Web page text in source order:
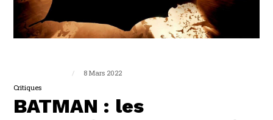
8 Mars 2022
Critiques
BATMAN : les